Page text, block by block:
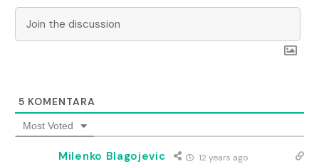
5 KOMENTARA
Most Voted
Milenko Blagojevic 12 years ago